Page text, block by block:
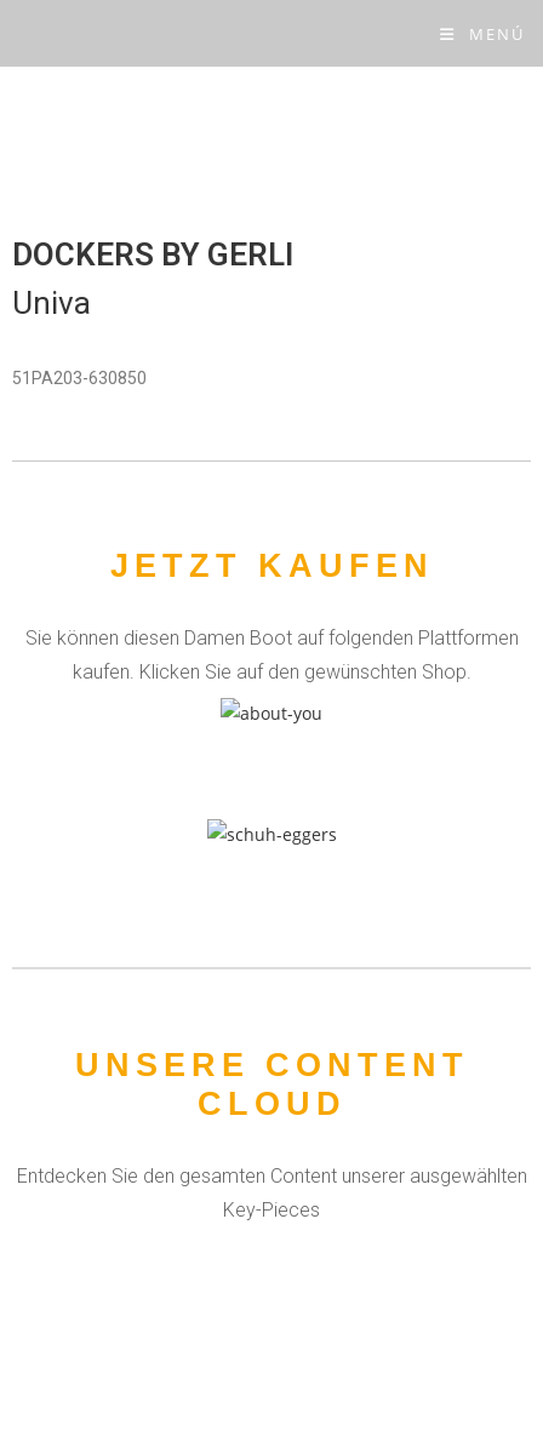
MENÚ
DOCKERS BY GERLI
Univa
51PA203-630850
JETZT KAUFEN
Sie können diesen Damen Boot auf folgenden Plattformen
kaufen. Klicken Sie auf den gewünschten Shop.
UNSERE CONTENT
CLOUD
Entdecken Sie den gesamten Content unserer ausgewählten
Key-Pieces